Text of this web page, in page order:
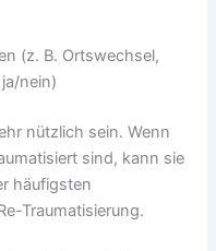
(z. B. Ortswechsel,
nein)
nützlich sein. Wenn
sind, kann sie
häufigsten
Traumatisierung.